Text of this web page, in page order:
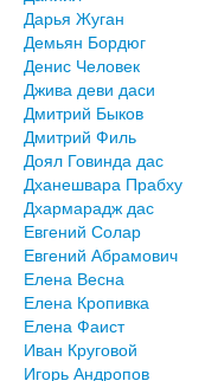
Дарья Жуган
Демьян Бордюг
Денис Человек
Джива деви даси
Дмитрий Быков
Дмитрий Филь
Доял Говинда дас
Дханешвара Прабху
Дхармарадж дас
Евгений Солар
Евгений Абрамович
Елена Весна
Елена Кропивка
Елена Фаист
Иван Круговой
Игорь Андропов